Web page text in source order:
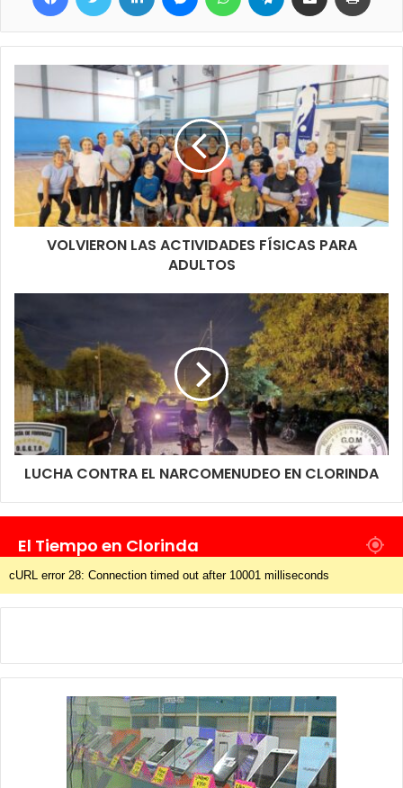
VOLVIERON LAS ACTIVIDADES FÍSICAS PARA
ADULTOS
LUCHA CONTRA EL NARCOMENUDEO EN CLORINDA
El Tiempo en Clorinda
cURL error 28: Connection timed out after 10001 milliseconds